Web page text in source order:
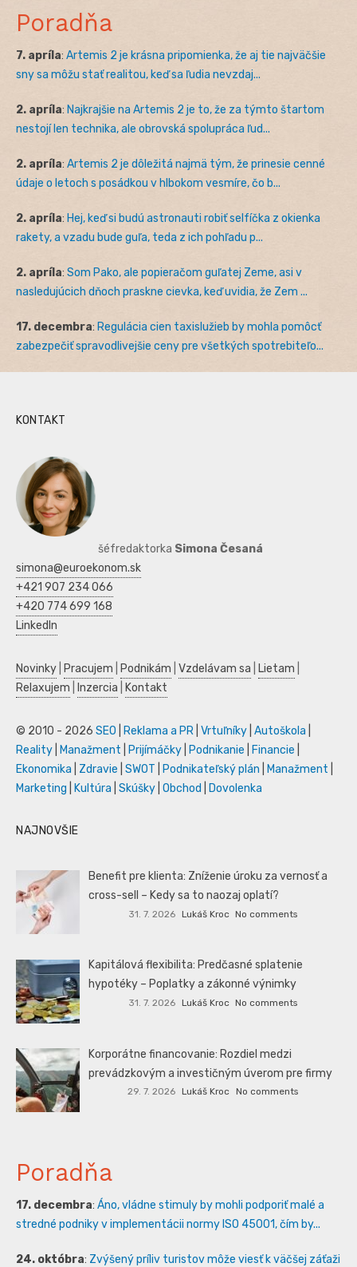
Poradňa
7. apríla: Artemis 2 je krásna pripomienka, že aj tie najväčšie
sny sa môžu stať realitou, keď sa ľudia nevzdaj...
2. apríla: Najkrajšie na Artemis 2 je to, že za týmto štartom
nestojí len technika, ale obrovská spolupráca ľud...
2. apríla: Artemis 2 je dôležitá najmä tým, že prinesie cenné
údaje o letoch s posádkou v hlbokom vesmíre, čo b...
2. apríla: Hej, keď si budú astronauti robiť selfíčka z okienka
rakety, a vzadu bude guľa, teda z ich pohľadu p...
2. apríla: Som Pako, ale popieračom guľatej Zeme, asi v
nasledujúcich dňoch praskne cievka, keď uvidia, že Zem ...
17. decembra: Regulácia cien taxislužieb by mohla pomôcť
zabezpečiť spravodlivejšie ceny pre všetkých spotrebiteľo...
KONTAKT
šéfredaktorka Simona Česaná
simona@euroekonom.sk
+421 907 234 066
+420 774 699 168
LinkedIn
Novinky Pracujem Podnikám Vzdelávam sa Lietam
Relaxujem
Inzercia Kontakt
© 2010 - 2026 SEO Reklama a PR Vrtuľníky Autoškola
Reality
Manažment Prijímáčky Podnikanie Financie
Ekonomika
Zdravie SWOT Podnikateľský plán Manažment
Marketing
Kultúra Skúšky Obchod Dovolenka
NAJNOVŠIE
Benefit pre klienta: Zníženie úroku za vernosť a
cross-sell – Kedy sa to naozaj oplatí?
31. 7. 2026 Lukáš Kroc No comments
Kapitálová flexibilita: Predčasné splatenie
hypotéky – Poplatky a zákonné výnimky
31. 7. 2026 Lukáš Kroc No comments
Korporátne financovanie: Rozdiel medzi
prevádzkovým a investičným úverom pre firmy
29. 7. 2026 Lukáš Kroc No comments
Poradňa
17. decembra: Áno, vládne stimuly by mohli podporiť malé a
stredné podniky v implementácii normy ISO 45001, čím by...
24. októbra: Zvýšený príliv turistov môže viesť k väčšej záťaži